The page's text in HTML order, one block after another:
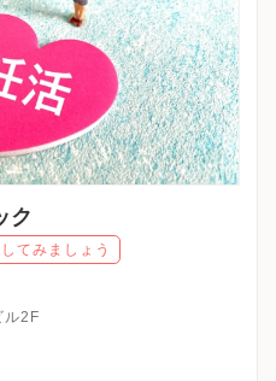
ク
てみましょう
ル2F